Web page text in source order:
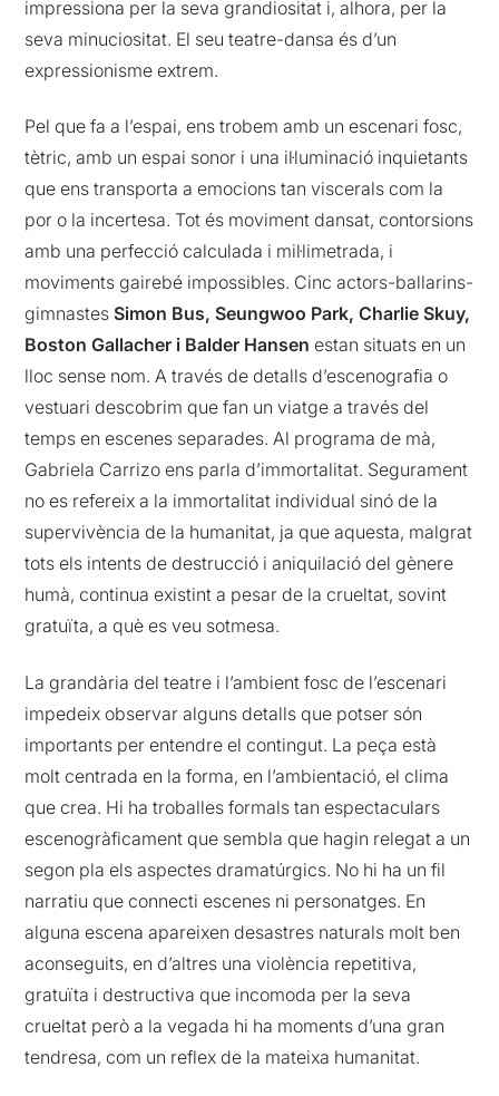
impressiona per la seva grandiositat i, alhora, per la
seva minuciositat. El seu teatre-dansa és d’un
expressionisme extrem.
Pel que fa a l’espai, ens trobem amb un escenari fosc,
tètric, amb un espai sonor i una il·luminació inquietants
que ens transporta a emocions tan viscerals com la
por o la incertesa. Tot és moviment dansat, contorsions
amb una perfecció calculada i mil·limetrada, i
moviments gairebé impossibles. Cinc actors-ballarins-
gimnastesSimon Bus, Seungwoo Park, Charlie Skuy,
Boston Gallacher i Balder Hansenestan situats en un
lloc sense nom. A través de detalls d’escenografia o
vestuari descobrim que fan un viatge a través del
temps en escenes separades. Al programa de mà,
Gabriela Carrizo ens parla d’immortalitat. Segurament
no es refereix a la immortalitat individual sinó de la
supervivència de la humanitat, ja que aquesta, malgrat
tots els intents de destrucció i aniquilació del gènere
humà, continua existint a pesar de la crueltat, sovint
gratuïta, a què es veu sotmesa.
La grandària del teatre i l’ambient fosc de l’escenari
impedeix observar alguns detalls que potser són
importants per entendre el contingut. La peça està
molt centrada en la forma, en l’ambientació, el clima
que crea. Hi ha troballes formals tan espectaculars
escenogràficament que sembla que hagin relegat a un
segon pla els aspectes dramatúrgics. No hi ha un fil
narratiu que connecti escenes ni personatges. En
alguna escena apareixen desastres naturals molt ben
aconseguits, en d’altres una violència repetitiva,
gratuïta i destructiva que incomoda per la seva
crueltat però a la vegada hi ha moments d’una gran
tendresa, com un reflex de la mateixa humanitat.